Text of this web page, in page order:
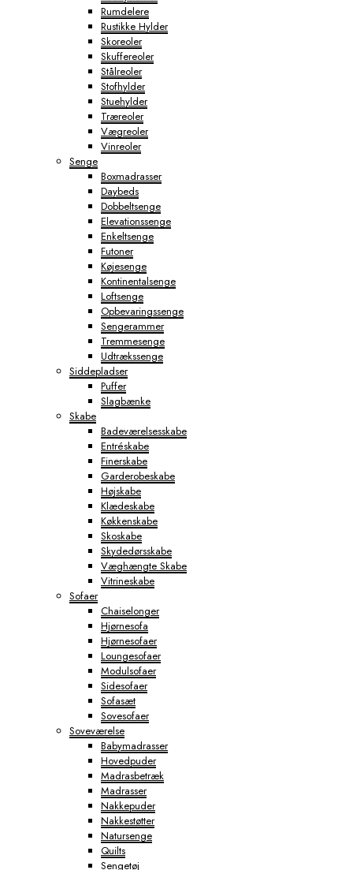
Rumdelere
Rustikke Hylder
Skoreoler
Skuffereoler
Stålreoler
Stofhylder
Stuehylder
Træreoler
Vægreoler
Vinreoler
Senge
Boxmadrasser
Daybeds
Dobbeltsenge
Elevationssenge
Enkeltsenge
Futoner
Køjesenge
Kontinentalsenge
Loftsenge
Opbevaringssenge
Sengerammer
Tremmesenge
Udtrækssenge
Siddepladser
Puffer
Slagbænke
Skabe
Badeværelsesskabe
Entréskabe
Finerskabe
Garderobeskabe
Højskabe
Klædeskabe
Køkkenskabe
Skoskabe
Skydedørsskabe
Væghængte Skabe
Vitrineskabe
Sofaer
Chaiselonger
Hjørnesofa
Hjørnesofaer
Loungesofaer
Modulsofaer
Sidesofaer
Sofasæt
Sovesofaer
Soveværelse
Babymadrasser
Hovedpuder
Madrasbetræk
Madrasser
Nakkepuder
Nakkestøtter
Natursenge
Quilts
Sengetøj